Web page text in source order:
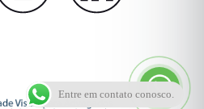
Entre em contato conosco.